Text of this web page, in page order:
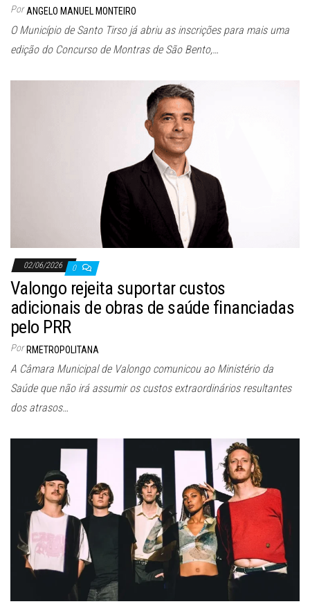
Por ANGELO MANUEL MONTEIRO
O Município de Santo Tirso já abriu as inscrições para mais uma
edição do Concurso de Montras de São Bento,…
02/06/2026 0
Valongo rejeita suportar custos
adicionais de obras de saúde financiadas
pelo PRR
Por RMETROPOLITANA
A Câmara Municipal de Valongo comunicou ao Ministério da
Saúde que não irá assumir os custos extraordinários resultantes
dos atrasos…